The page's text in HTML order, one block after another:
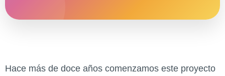
Hace más de doce años comenzamos este proyecto